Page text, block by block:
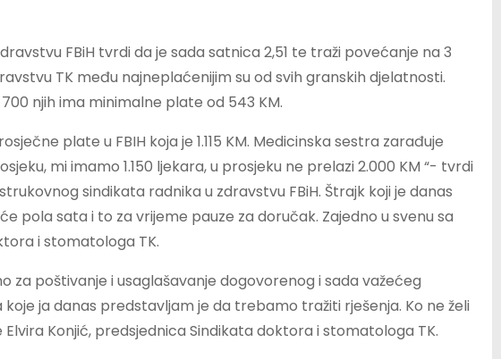
FBiH tvrdi da je sada satnica 2,51 te traži povećanje na 3
TK među najneplaćenijim su od svih granskih djelatnosti.
njih ima minimalne plate od 543 KM.
plate u FBIH koja je 1.115 KM. Medicinska sestra zarađuje
mi imamo 1.150 ljekara, u prosjeku ne prelazi 2.000 KM “- tvrdi
sindikata radnika u zdravstvu FBiH. Štrajk koji je danas
pola sata i to za vrijeme pauze za doručak. Zajedno u svenu sa
i stomatologa TK.
za poštivanje i usaglašavanje dogovorenog i sada važećeg
ja danas predstavljam je da trebamo tražiti rješenja. Ko ne želi
Konjić, predsjednica Sindikata doktora i stomatologa TK.